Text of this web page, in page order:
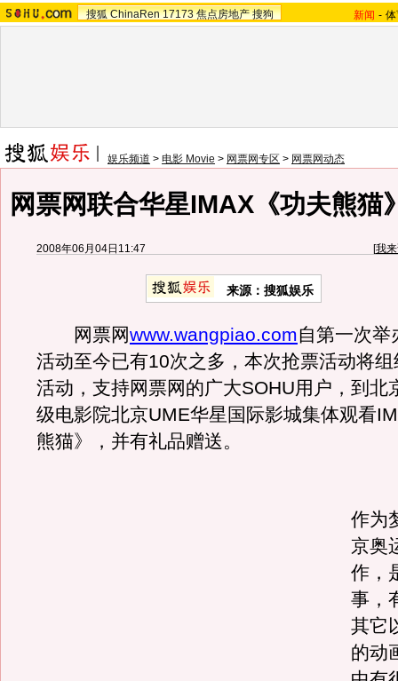
搜狐 ChinaRen 17173 焦点房地产 搜狗 新闻 -
娱乐频道 > 电影 Movie > 网票网专区 > 网票网动态
网票网联合华星IMAX《功夫熊猫
2008年06月04日11:47 [我
来源：搜狐娱乐
网票网www.wangpiao.com自第一次举
活动至今已有10次之多，本次抢票活动将
活动，支持网票网的广大SOHU用户，到北
级电影院北京UME华星国际影城集体观看
熊猫》，并有礼品赠送。
作为
京奥
作，
事，
其它
的动